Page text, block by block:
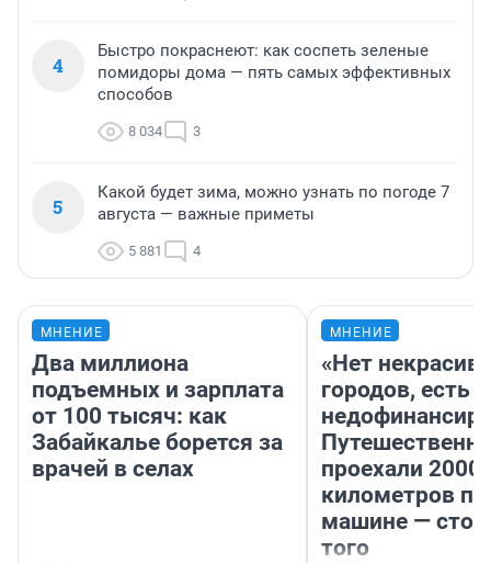
4
Быстро покраснеют: как соспеть зеленые
помидоры дома — пять самых эффективных
способов
8 034 3
5
Какой будет зима, можно узнать по погоде 7
августа — важные приметы
5 881 4
МНЕНИЕ
Два миллиона
подъемных и зарплата
от 100 тысяч: как
Забайкалье борется за
врачей в селах
МНЕНИЕ
«Нет
городов, есть
проехали 2000
километров по
машине —
того